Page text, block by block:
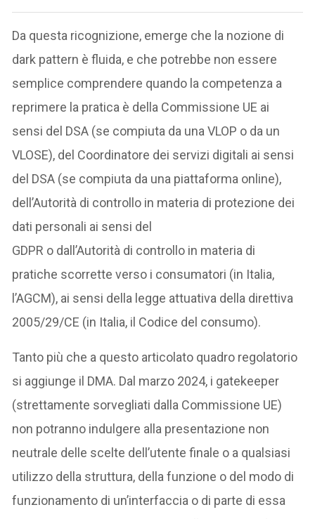
Da questa ricognizione, emerge che la nozione di
dark pattern è fluida, e che potrebbe non essere
semplice comprendere quando la competenza a
reprimere la pratica è della Commissione UE ai
sensi del DSA (se compiuta da una VLOP o da un
VLOSE), del Coordinatore dei servizi digitali ai sensi
del DSA (se compiuta da una piattaforma online),
dell’Autorità di controllo in materia di protezione dei
dati personali ai sensi del
GDPR o dall’Autorità di controllo in materia di
pratiche scorrette verso i consumatori (in Italia,
l’AGCM), ai sensi della legge attuativa della direttiva
2005/29/CE (in Italia, il Codice del consumo).
Tanto più che a questo articolato quadro regolatorio
si aggiunge il DMA. Dal marzo 2024, i gatekeeper
(strettamente sorvegliati dalla Commissione UE)
non potranno indulgere alla presentazione non
neutrale delle scelte dell’utente finale o a qualsiasi
utilizzo della struttura, della funzione o del modo di
funzionamento di un’interfaccia o di parte di essa